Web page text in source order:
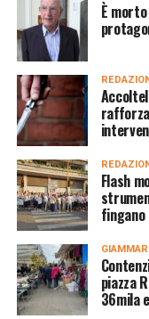
È
Flash
fingano
piazza
36mila